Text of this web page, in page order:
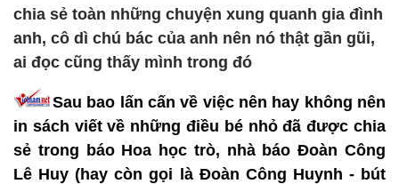
chia sẻ toàn những chuyện xung quanh gia đình
anh, cô dì chú bác của anh nên nó thật gần gũi,
ai đọc cũng thấy mình trong đó
Sau bao lấn cấn về việc nên hay không nên
in sách viết về những điều bé nhỏ đã được chia
sẻ trong báo Hoa học trò, nhà báo Đoàn Công
Lê Huy (hay còn gọi là Đoàn Công Huynh - bút